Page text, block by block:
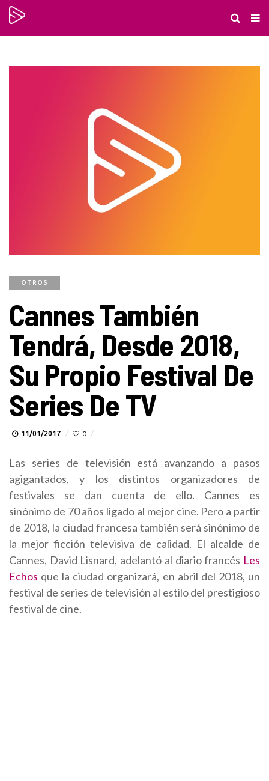
OTROS
Cannes También
Tendrá, Desde 2018,
Su Propio Festival De
Series De TV
11/01/2017 0
Las series de televisión está avanzando a pasos
agigantados, y los distintos organizadores de
festivales se dan cuenta de ello. Cannes es
sinónimo de 70 años ligado al mejor cine. Pero a partir
de 2018, la ciudad francesa también será sinónimo de
la mejor ficción televisiva de calidad. El alcalde de
Cannes, David Lisnard, adelantó al diario francés Les
Echos que la ciudad organizará, en abril del 2018, un
festival de series de televisión al estilo del prestigioso
festival de cine.